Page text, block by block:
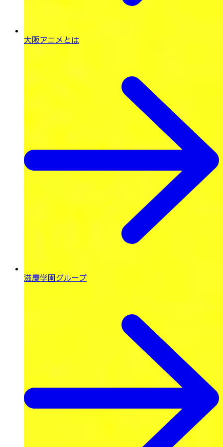
大阪アニメとは
滋慶学園グループ